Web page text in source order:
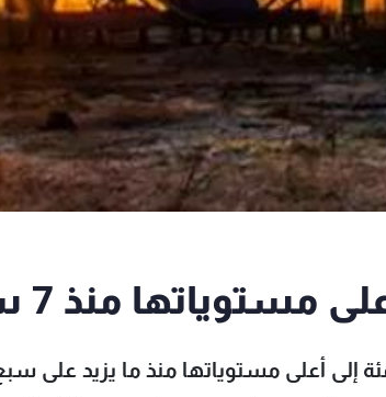
منذ 7 سنوات
إلى أعلى مستوياتها منذ ما يزيد على